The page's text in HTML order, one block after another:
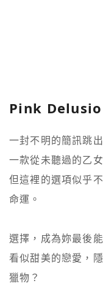
Pink
一封不明的簡訊跳
一款從未聽過的乙
但這裡的選項似乎
命運。
選擇，成為妳最後
看似甜美的戀愛，
獵物？